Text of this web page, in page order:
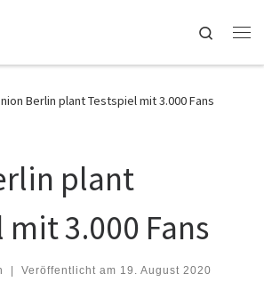
Search
Berlin plant Testspiel mit 3.000 Fans
plant
3.000 Fans
| Veröffentlicht am 19. August 2020